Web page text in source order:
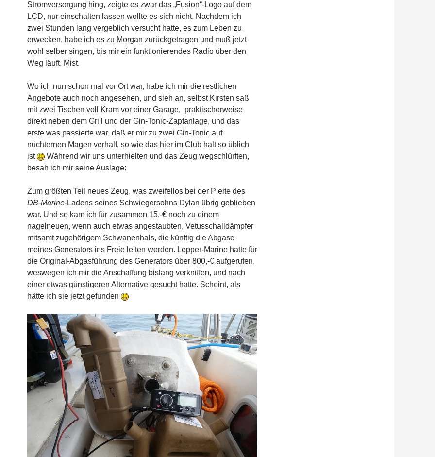
Stromversorgung hing, zeigte es zwar das „Fusion“-Logo auf dem
LCD, nur einschalten lassen wollte es sich nicht. Nachdem ich
zwei Stunden lang vergeblich versucht hatte, es zum Leben zu
erwecken, habe ich es zu Morgan zurückgetragen und muß jetzt
wohl selber singen, bis mir ein funktionierendes Radio über den
Weg läuft. Mist.
Wo ich nun schon mal vor Ort war, habe ich mir die restlichen
Angebote auch noch angesehen, und sieh an, selbst Kirsten saß
mit zwei Tischen voll Kram vor einer Garage, praktischerweise
direkt neben dem Grill und der Gin-Tonic-Zapfanlage, und das
erste was passierte war, daß er mir zu zwei Gin-Tonic auf
nüchternen Magen verhalf, so wie das hier im Club halt so üblich
ist
Während wir uns unterhielten und das Zeug wegschlürften,
besah ich mir seine Auslage:
Zum größten Teil neues Zeug, was zweifellos bei der Pleite des
DB-Marine-Ladens seines Schwiegersohns Dylan übrig geblieben
war. Und so kam ich für zusammen 15,-€ noch zu einem
nagelneuen, wenn auch etwas angestaubten, Vetusschalldämpfer
mitsamt zugehörigem Schwanenhals, die künftig die Abgase
meines Generators ins Freie leiten werden. Lepper-Marine hatte für
die Original-Abgasführung des Generators über 800,-€ aufgerufen,
weswegen ich mir die Anschaffung bislang verkniffen, und nach
einer etwas günstigeren Alternative gesucht hatte. Scheint, als
hätte ich sie jetzt gefunden